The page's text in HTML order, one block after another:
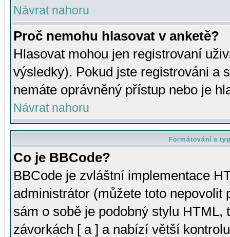
Návrat nahoru
Proč nemohu hlasovat v anketě?
Hlasovat mohou jen registrovaní
výsledky). Pokud jste registrováni a
nemáte oprávněný přístup nebo je
Návrat nahoru
Formátování a
Co je BBCode?
BBCode je zvláštní implementace
administrátor (můžete toto
sám o sobě je podobný stylu HTML,
závorkách [ a ] a nabízí větší